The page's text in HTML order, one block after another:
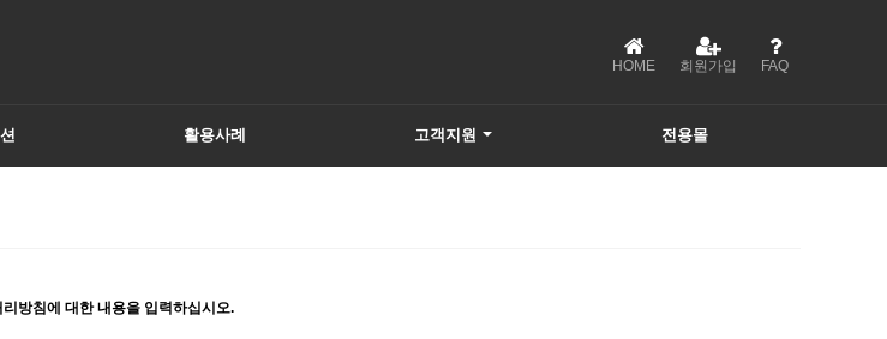
HOME 회원가입 FAQ
활용사례
고객지원
전용몰
방침에 대한 내용을 입력하십시오.